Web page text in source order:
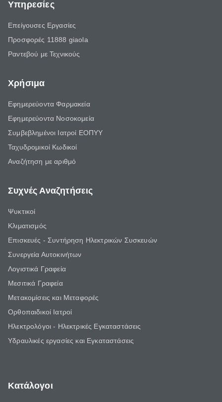
Υπηρεσίες
Επείγουσες Εργασίες
Προσφορές 11888 giaola
Ραντεβού με Τεχνικούς
Χρήσιμα
Εφημερεύοντα Φαρμακεία
Εφημερεύοντα Νοσοκομεία
Συμβεβλημένοι Ιατροί ΕΟΠΥΥ
Ταχυδρομικοί Κωδικοί
Αναζήτηση με αριθμό
Συχνές Αναζητήσεις
Ψυκτικοί
Κλιματισμός
Επισκευές - Συντήρηση Ηλεκτρικών Συσκευών
Συνεργεία Αυτοκινήτων
Λογιστικά Γραφεία
Μεσιτικά Γραφεία
Μετακομίσεις και Μεταφορές
Ορθοπαιδικοί Ιατροί
Ηλεκτρολόγοι - Ηλεκτρικές Εγκαταστάσεις
Υδραυλικές εργασίες και Εγκαταστάσεις
Κατάλογοι